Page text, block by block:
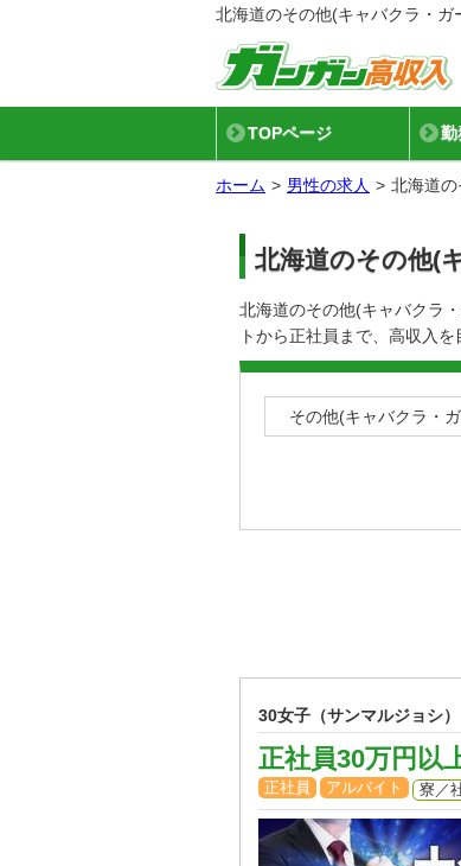
北海道のその他(キャバクラ・ガ
TOPページ 勤
ホーム 男性の求人 北海道
北海道のその他(
北海道のその他(キャバクラ
トから正社員まで、高収入
その他(キャバクラ・
30女子（サンマルジョシ）
正社員30万円以
正社員 アルバイト 寮／